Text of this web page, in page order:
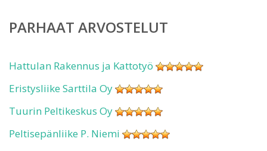
PARHAAT ARVOSTELUT
Hattulan Rakennus ja Kattotyö
Eristysliike Sarttila Oy
Tuurin Peltikeskus Oy
Peltisepänliike P. Niemi